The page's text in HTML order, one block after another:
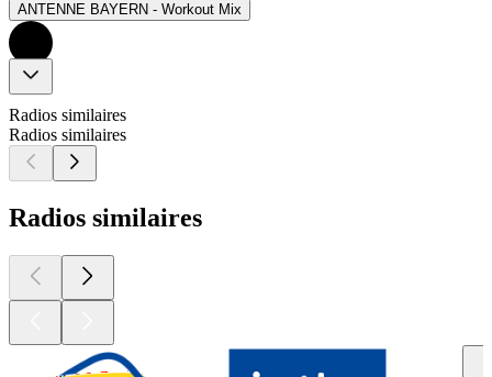
ANTENNE BAYERN - Workout Mix
Radios similaires
Radios similaires
Radios similaires